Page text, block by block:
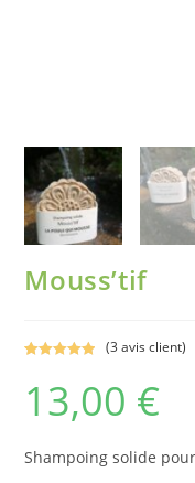
Mouss’tif
sur 5
basé sur
client
(3 avis client)
13,00 €
Shampoing solide